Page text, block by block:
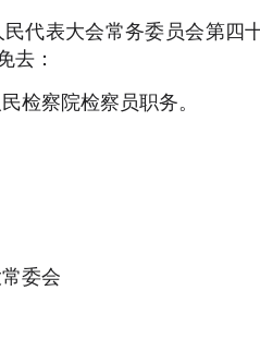
代表大会常务委员会第四
去：
检察院检察员职务。
委会